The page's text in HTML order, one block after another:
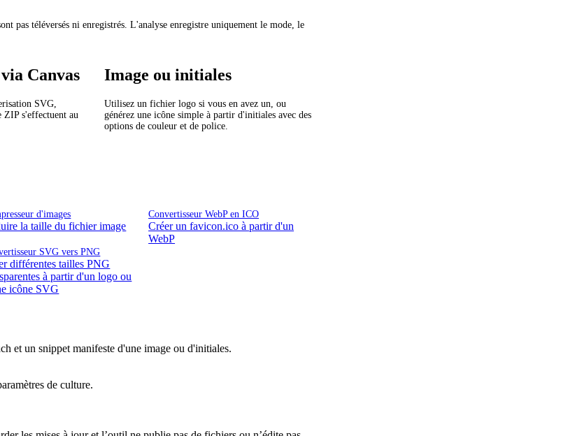
pas téléversés ni enregistrés. L'analyse enregistre uniquement le mode, le
Canvas
SVG,
ZIP s'effectuent au
Image ou initiales
Utilisez un fichier logo si vous en avez un, ou
générez une icône simple à partir d'initiales avec des
options de couleur et de police.
d'images
la taille du fichier image
Convertisseur WebP en ICO
Créer un favicon.ico à partir d'un
WebP
SVG vers PNG
différentes tailles PNG
à partir d'un logo ou
icône SVG
et un snippet manifeste d'une image ou d'initiales.
de culture.